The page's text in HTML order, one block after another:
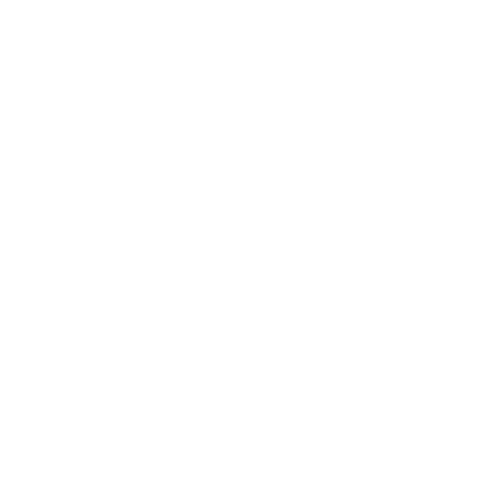
Arasa. Leia nossos conteúdos!
Arasa. Leia nossos conteúdos!